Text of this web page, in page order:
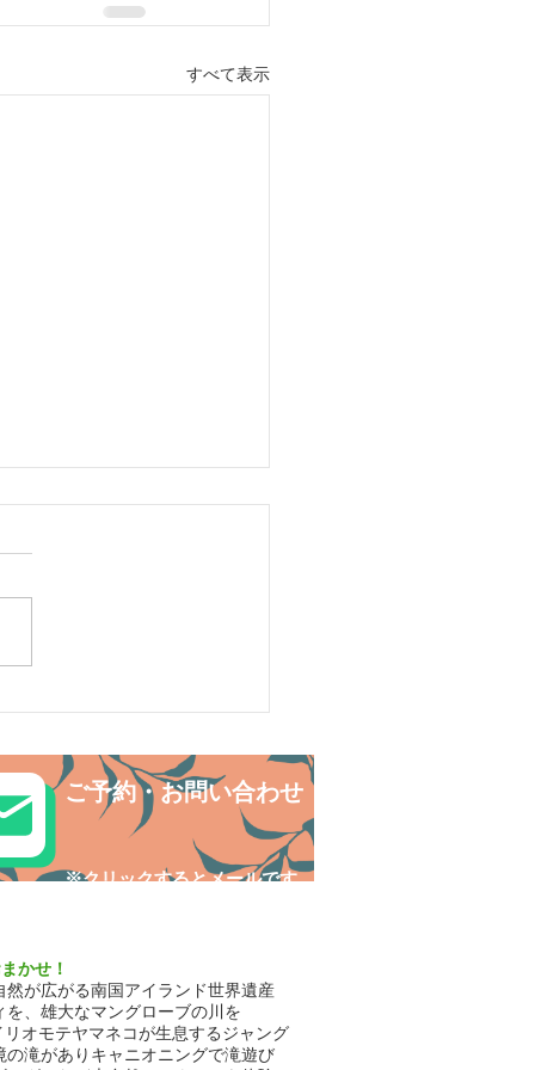
すべて表示
ご予約・お問い合わせ
​※クリックするとメールです
かせ！
が広がる南国アイランド世界遺産
、雄大なマングローブの川を
オモテヤマネコが生息するジャング
滝がありキャニオニングで滝遊び